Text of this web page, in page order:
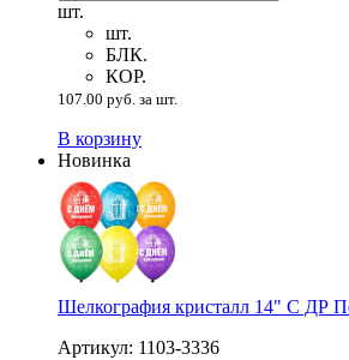
шт.
шт.
БЛК.
КОР.
107.00 руб. за шт.
В корзину
Новинка
Шелкография кристалл 14" С ДР
Артикул: 1103-3336